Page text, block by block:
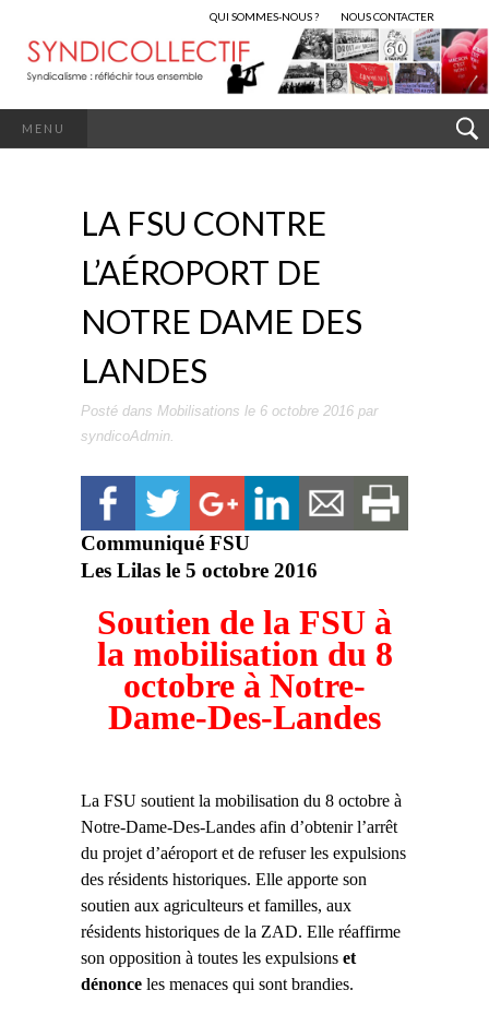
QUI SOMMES-NOUS ? NOUS CONTACTER
MENU
LA FSU CONTRE
L’AÉROPORT DE
NOTRE DAME DES
LANDES
Posté dans Mobilisations le 6 octobre 2016 par
syndicoAdmin.
Communiqué FSU
Les Lilas le 5 octobre 2016
Soutien de la FSU à
la mobilisation du 8
octobre à Notre-
Dame-Des-Landes
La FSU soutient la mobilisation du 8 octobre à
Notre-Dame-Des-Landes afin d’obtenir l’arrêt
du projet d’aéroport et de refuser les expulsions
des résidents historiques. Elle apporte son
soutien aux agriculteurs et familles, aux
résidents historiques de la ZAD. Elle réaffirme
son opposition à toutes les expulsions et
dénonce les menaces qui sont brandies.